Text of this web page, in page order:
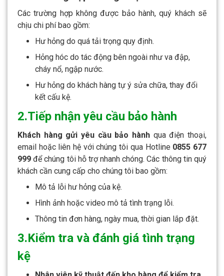
Các trường hợp không được bảo hành, quý khách sẽ
chịu chi phí bao gồm:
Hư hỏng do quá tải trọng quy định.
Hỏng hóc do tác động bên ngoài như va đập,
cháy nổ, ngập nước.
Hư hỏng do khách hàng tự ý sửa chữa, thay đổi
kết cấu kệ.
2.Tiếp nhận yêu cầu bảo hành
Khách hàng gửi yêu cầu bảo hành qua điện thoại,
email hoặc liên hệ với chúng tôi qua Hotline 0855 677
999 để chúng tôi hỗ trợ nhanh chóng. Các thông tin quý
khách cần cung cấp cho chúng tôi bao gồm:
Mô tả lỗi hư hỏng của kệ.
Hình ảnh hoặc video mô tả tình trạng lỗi.
Thông tin đơn hàng, ngày mua, thời gian lắp đặt.
3.Kiểm tra và đánh giá tình trạng
kệ